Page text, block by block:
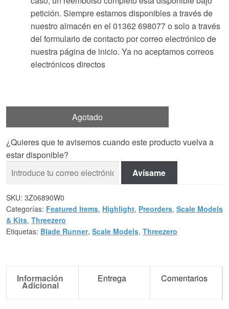
petición. Siempre estamos disponibles a través de
nuestro almacén en el 01362 698077 o solo a través
del formulario de contacto por correo electrónico de
nuestra página de inicio. Ya no aceptamos correos
electrónicos directos
Agotado
¿Quieres que te avisemos cuando este producto vuelva a
estar disponible?
Avísame
SKU: 3Z06890W0
Categorías: Featured Items, Highlight, Preorders, Scale Models
& Kits, Threezero
Etiquetas: Blade Runner, Scale Models, Threezero
Información
Adicional
Entrega Comentarios